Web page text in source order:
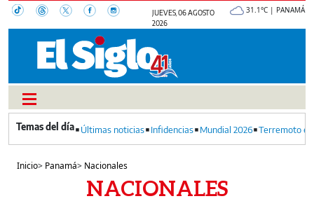
JUEVES, 06 AGOSTO
2026
31.1°C | PANAMÁ
Últimas noticias Infidencias Mundial 2026 Terremoto
Inicio> Panamá> Nacionales
NACIONALES